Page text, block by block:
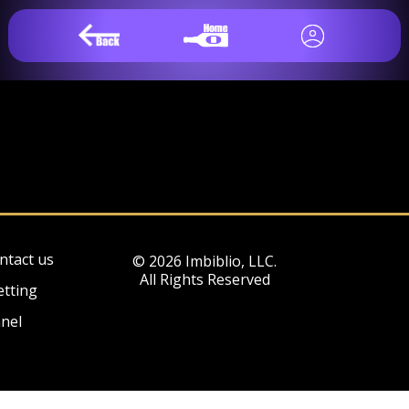
us
© 2026 Imbiblio, LLC.
All Rights Reserved